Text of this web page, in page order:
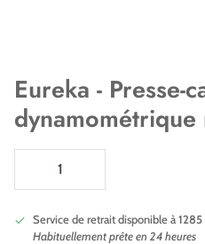
Eureka - Presse-
dynamométrique
Service de retrait disponible à
Habituellement prête en 24 heures